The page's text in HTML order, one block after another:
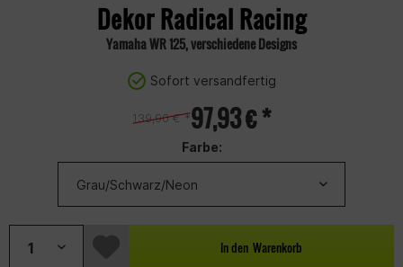
Dekor Radical Racing
Yamaha WR 125, verschiedene Designs
Sofort versandfertig
97,93 € *
139,90 € *
Farbe:
In den Warenkorb